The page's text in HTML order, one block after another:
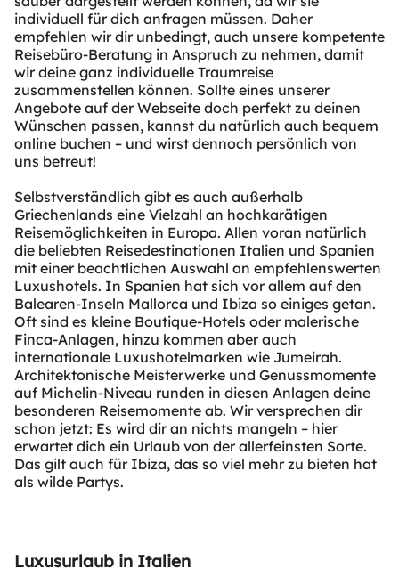
individuell für dich anfragen müssen. Daher
empfehlen wir dir unbedingt, auch unsere kompetente
Reisebüro-Beratung in Anspruch zu nehmen, damit
wir deine ganz individuelle Traumreise
zusammenstellen können. Sollte eines unserer
Angebote auf der Webseite doch perfekt zu deinen
Wünschen passen, kannst du natürlich auch bequem
online buchen – und wirst dennoch persönlich von
uns betreut!
Selbstverständlich gibt es auch außerhalb
Griechenlands eine Vielzahl an hochkarätigen
Reisemöglichkeiten in Europa. Allen voran natürlich
die beliebten Reisedestinationen Italien und Spanien
mit einer beachtlichen Auswahl an empfehlenswerten
Luxushotels. In Spanien hat sich vor allem auf den
Balearen-Inseln Mallorca und Ibiza so einiges getan.
Oft sind es kleine Boutique-Hotels oder malerische
Finca-Anlagen, hinzu kommen aber auch
internationale Luxushotelmarken wie Jumeirah.
Architektonische Meisterwerke und Genussmomente
auf Michelin-Niveau runden in diesen Anlagen deine
besonderen Reisemomente ab. Wir versprechen dir
schon jetzt: Es wird dir an nichts mangeln – hier
erwartet dich ein Urlaub von der allerfeinsten Sorte.
Das gilt auch für Ibiza, das so viel mehr zu bieten hat
als wilde Partys.
Luxusurlaub in Italien